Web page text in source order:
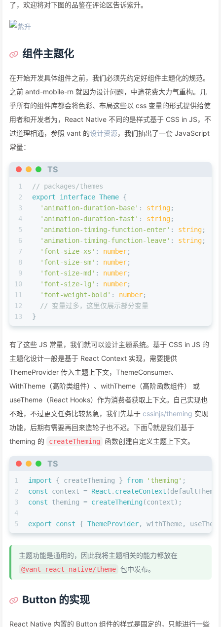
了，欢迎将对下图的品鉴在评论区告诉紫升。
组件主题化
在开始开发具体组件之前，我们必须先约定好组件主题化的规范。
之前 antd-mobile-rn 就因为设计问题，中途花费大力气重构。几
乎所有的组件库都会将色彩、布局这些以 css 变量的形式提供给使
用者和开发者为，React Native 不同的是样式基于 CSS in JS，不
过道理相通，参照 vant 的设计资源，我们抽出了一套 JavaScript
常量：
TS
1
2
3
4
5
6
7
8
9
10
11
12
13
// packages/themes
export
interface Theme {
'animation-duration-base' : string;
'animation-duration-fast' : string;
'animation-timing-function-enter' : string;
'animation-timing-function-leave' : string;
'font-size-xs' : number;
'font-size-sm' : number;
'font-size-md' : number;
'font-size-lg' : number;
'font-weight-bold' : number;
// 变量过多，这里仅展示部分变量
}
有了这些 JS 常量，我们就可以设计主题系统。基于 CSS in JS 的
主题化设计一般是基于 React Context 实现，需要提供
ThemeProvider 传入主题上下文，ThemeConsumer、
WithTheme（高阶类组件）、withTheme（高阶函数组件） 或
useTheme（React Hooks）作为消费者获取上下文。自己实现也
不难，不过更文任务比较紧急，我们先基于 cssinjs/theming 实现
功能，后期有需要再回来造轮子也不迟。下面👇就是我们基于
theming 的
createTheming 函数创建自定义主题上下文。
TS
1
2
3
4
5
import { createTheming } from 'theming' ;
const context = React . createContext
const theming = createTheming(context);
export const { ThemeProvider, withTheme,
主题功能是通用的，因此我将主题相关的能力都放在
@vant-react-native/theme 包中发布。
Button 的实现
React Native 内置的 Button 组件的样式是固定的，只能进行一些